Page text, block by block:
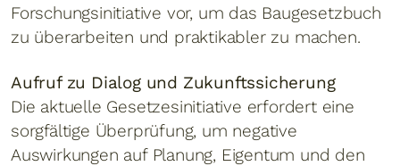
Forschungsinitiative vor, um das Baugesetzbuch
zu überarbeiten und praktikabler zu machen.
Aufruf zu Dialog und Zukunftssicherung
Die aktuelle Gesetzesinitiative erfordert eine
sorgfältige Überprüfung, um negative
Auswirkungen auf Planung, Eigentum und den